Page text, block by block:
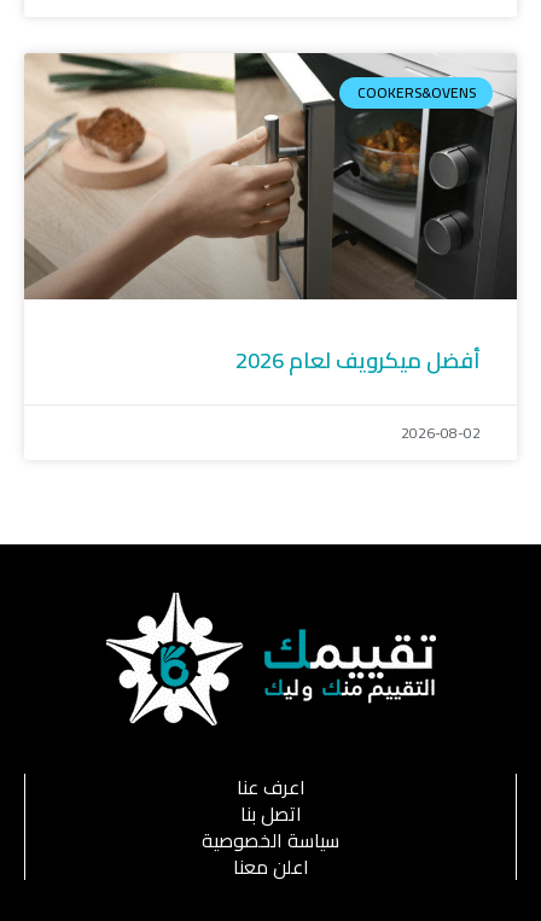
COOKERS&OVENS
أفضل ميكرويف لعام 2026
2026-08-02
اعرف عنا
اتصل بنا
سياسة الخصوصية
اعلن معنا